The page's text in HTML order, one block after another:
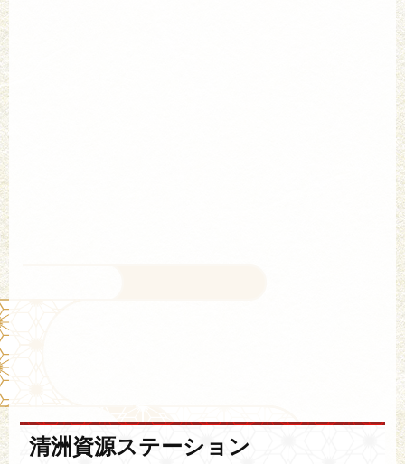
清洲資源ステーション